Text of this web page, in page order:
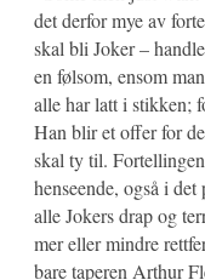
det derfor mye av
skal bli Joker –
en følsom, ensom
alle har latt i stikken;
Han blir et offer for
skal ty til.
henseende, også i
alle Jokers drap og
mer eller mindre
bare taperen Arthur